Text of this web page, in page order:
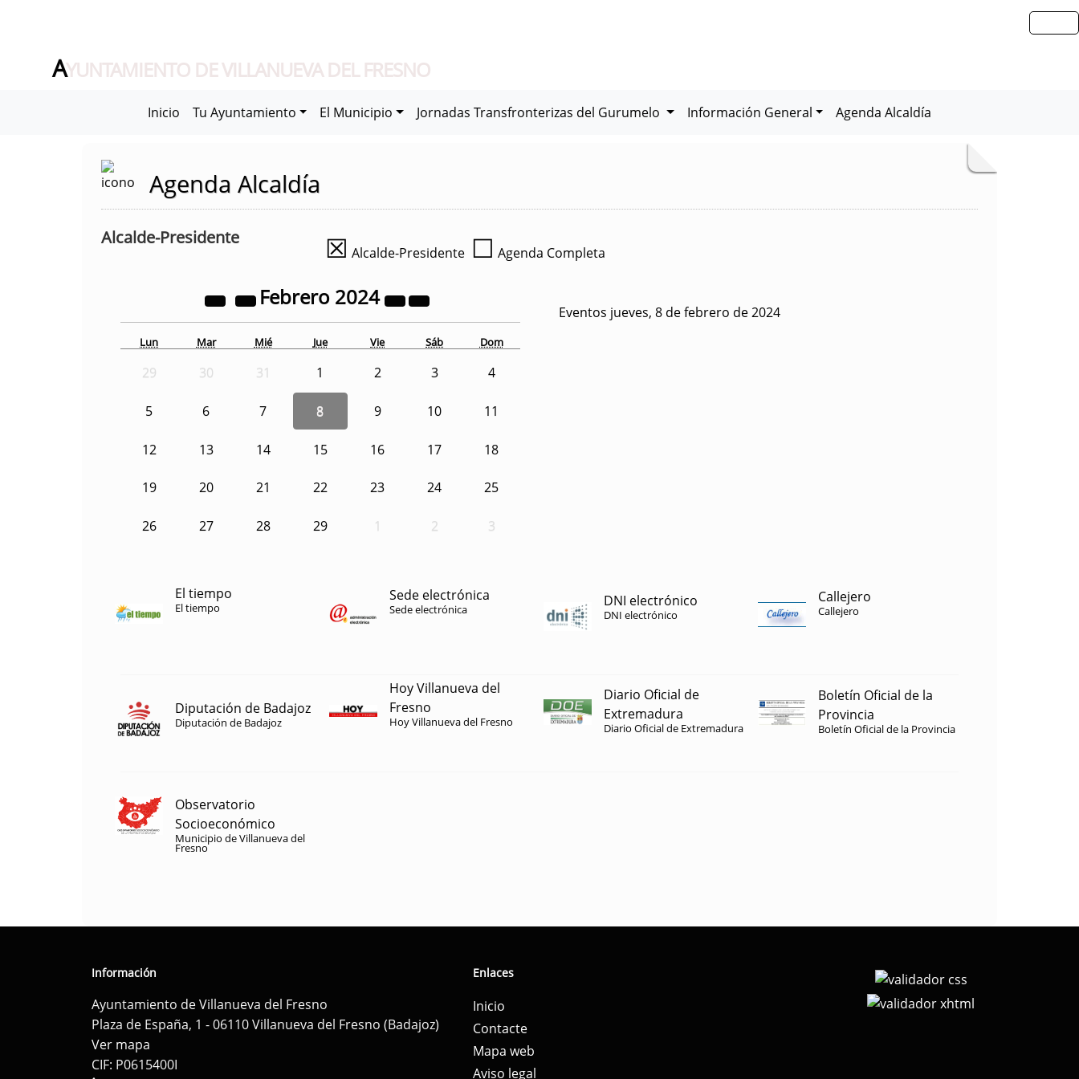
AYUNTAMIENTO DE VILLANUEVA DEL FRESNO
Inicio Tu Ayuntamiento El Municipio Jornadas Transfronterizas del Gurumelo Información General Agenda Alcaldía
Agenda Alcaldía
Alcalde-Presidente ☒ Alcalde-Presidente ☐ Agenda Completa
Febrero 2024
Lun Mar Mié Jue Vie Sáb Dom
29 30 31 1 2 3 4
5 6 7 8 9 10 11
12 13 14 15 16 17 18
19 20 21 22 23 24 25
26 27 28 29 1 2 3
Eventos jueves, 8 de febrero de 2024
El tiempo
El tiempo
Sede electrónica
Sede electrónica DNI electrónico
DNI electrónico
Callejero
Callejero
Diputación de Badajoz
Diputación de Badajoz
Hoy Villanueva del
Fresno
Hoy Villanueva del Fresno
Diario Oficial de
Extremadura
Diario Oficial de Extremadura
Boletín Oficial de la
Provincia
Boletín Oficial de la Provincia
Observatorio
Socioeconómico
Municipio de Villanueva del
Fresno
Información
Ayuntamiento de Villanueva del Fresno
Plaza de España, 1 - 06110 Villanueva del Fresno (Badajoz)
Ver mapa
CIF: P0615400I
Enlaces
Inicio
Contacte
Mapa web
Aviso legal